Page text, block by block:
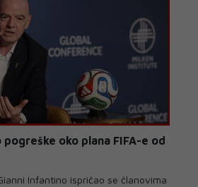
oko plana FIFA-e od
Infantino ispričao se članovima